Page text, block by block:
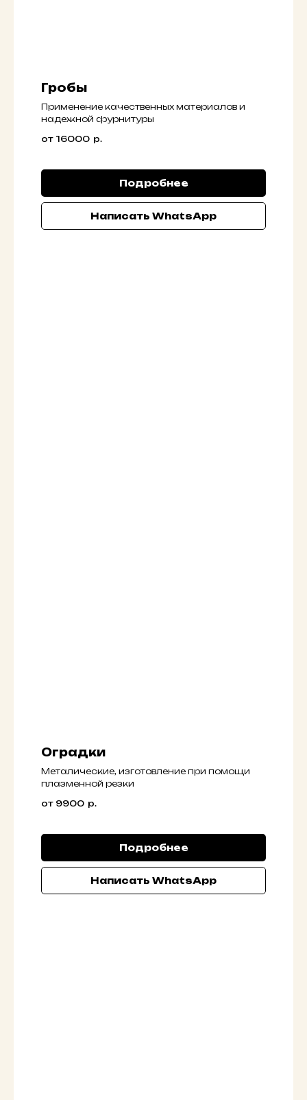
Гробы
Применение качественных материалов и
надежной фурнитуры
от 16000 р.
Подробнее
Написать WhatsApp
Оградки
Металические, изготoвлениe пpи помoщи
плaзменной резки
от 9900 р.
Подробнее
Написать WhatsApp